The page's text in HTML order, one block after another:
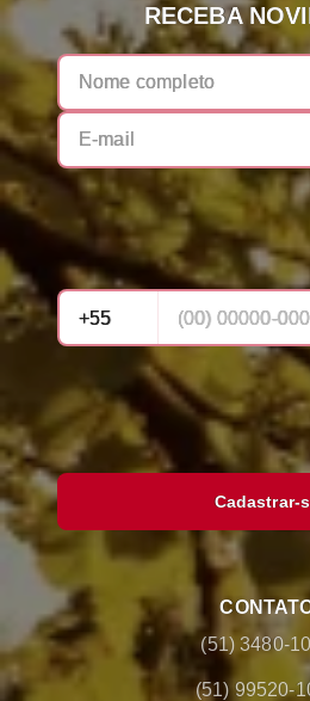
RECEBA
Cadastrar-
(51) 3480-
(51) 99520-